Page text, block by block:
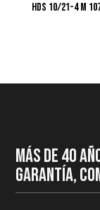
HDS 10/21-4 M
MÁS DE 40
GARANTÍA,